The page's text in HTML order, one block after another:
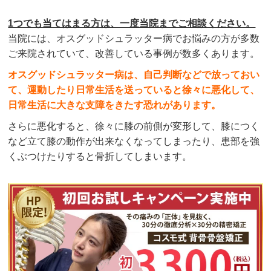
1つでも当てはまる方は、一度当院までご相談ください。
当院には、オスグッドシュラッター病でお悩みの方が多数
ご来院されていて、改善している事例が数多くあります。
オスグッドシュラッター病は、自己判断などで放っておい
て、運動したり日常生活を送っていると徐々に悪化して、
日常生活に大きな支障をきたす恐れがあります。
さらに悪化すると、徐々に膝の前側が変形して、膝につく
など立て膝の動作が出来なくなってしまったり、患部を強
くぶつけたりすると骨折してしまいます。